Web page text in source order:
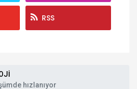
RSS
hızlanıyor